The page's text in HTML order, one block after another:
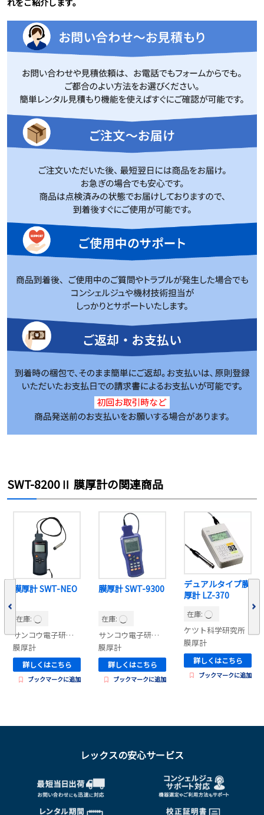
SWT-8200Ⅱ 膜厚計の関連商品
膜厚計 SWT-NEO
在庫:
サンコウ電子研究所
膜厚計
詳しくはこちら
ブックマークに追加
膜厚計 SWT-9300
在庫:
サンコウ電子研究所
膜厚計
詳しくはこちら
ブックマークに追加
デュアルタイプ膜
厚計 LZ-370
在庫:
ケツト科学研究所
膜厚計
詳しくはこちら
ブックマークに追加
レックスの安心サービス